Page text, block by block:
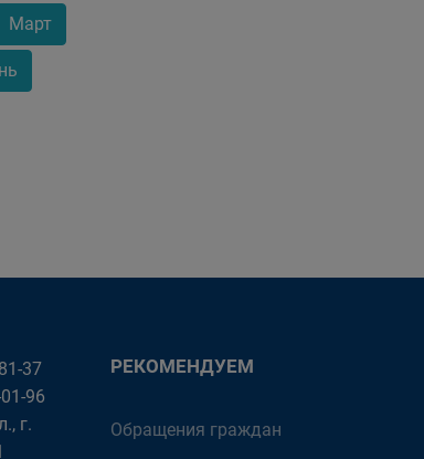
Март
37
96
г.
РЕКОМЕНДУЕМ
Обращения граждан